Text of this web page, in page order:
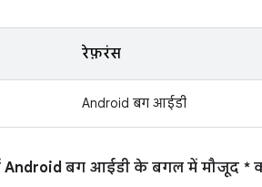
रेफ़रंस
Android बग आईडी
बग आईडी के बगल में मौजूद *